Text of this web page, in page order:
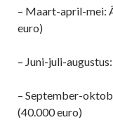
– Maart-april-mei:
euro)
– Juni-juli-
– September-
(40.000 euro)